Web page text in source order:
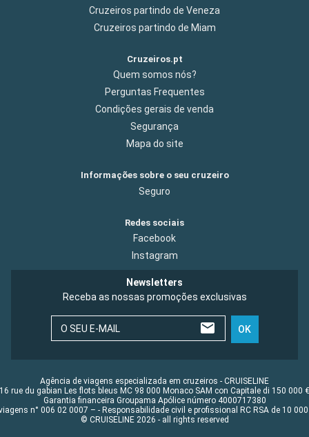
Cruzeiros partindo de Veneza
Cruzeiros partindo de Miam
Cruzeiros.pt
Quem somos nós?
Perguntas Frequentes
Condições gerais de venda
Segurança
Mapa do site
Informações sobre o seu cruzeiro
Seguro
Redes sociais
Facebook
Instagram
Newsletters
Receba as nossas promoções exclusivas
O SEU E-MAIL OK
Agência de viagens especializada em cruzeiros - CRUISELINE
16 rue du gabian Les flots bleus MC 98 000 Monaco SAM con Capitale di 150 000 €
Garantia financeira Groupama Apólice número 4000717380
n° 006 02 0007 – - Responsabilidade civil e profissional RC RSA de 10 000
© CRUISELINE 2026 - all rights reserved